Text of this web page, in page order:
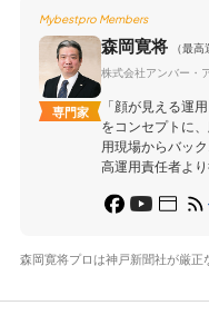
Mybestpro Members
専門家
森岡寛将
（最
株式会社アンバー・
「顔が見える運
をコンセプトに
用現場からバッ
高運用責任者よ
森岡寛将プロは神戸新聞社が厳